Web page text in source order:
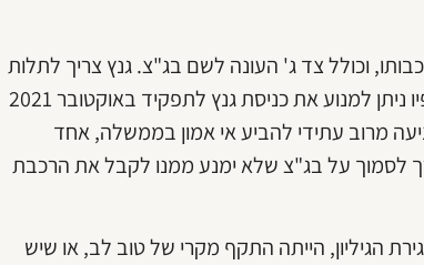
וכולל צד ג' העונה לשם בג"צ. גנץ צריך לתלות
את תקוותו באישור של שופטי העליון לסעיף הבעייתי שלפיו ניתן למנוע את כניסת גנץ לתפקיד באוקטובר 2021
מרוב עתידי להביע אי אמון בממשלה, אחד
לסמוך על בג"צ שלא ימנע ממנו לקבל את הרכבת
הגיליון, הייתה התקף מקרי של טוב לב, או שיש